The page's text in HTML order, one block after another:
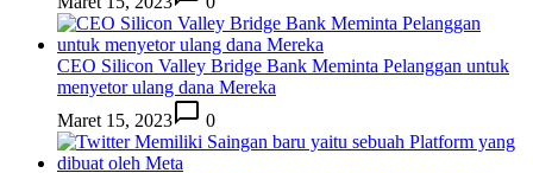
CEO Silicon Valley Bridge Bank Meminta Pelanggan untuk
menyetor ulang dana Mereka
Maret 15, 2023
0